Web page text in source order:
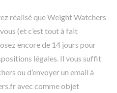
réalisé que Weight Watchers
(et c’est tout à fait
encore de 14 jours pour
légales. Il vous suffit
ou d’envoyer un email à
avec comme objet